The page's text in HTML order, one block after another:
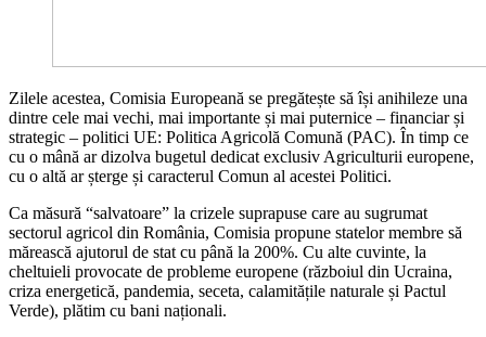
Zilele acestea, Comisia Europeană se pregătește să își anihileze una
dintre cele mai vechi, mai importante și mai puternice – financiar și
strategic – politici UE: Politica Agricolă Comună (PAC). În timp ce
cu o mână ar dizolva bugetul dedicat exclusiv Agriculturii europene,
cu o altă ar șterge și caracterul Comun al acestei Politici.
Ca măsură “salvatoare” la crizele suprapuse care au sugrumat
sectorul agricol din România, Comisia propune statelor membre să
mărească ajutorul de stat cu până la 200%. Cu alte cuvinte, la
cheltuieli provocate de probleme europene (războiul din Ucraina,
criza energetică, pandemia, seceta, calamitățile naturale și Pactul
Verde), plătim cu bani naționali.